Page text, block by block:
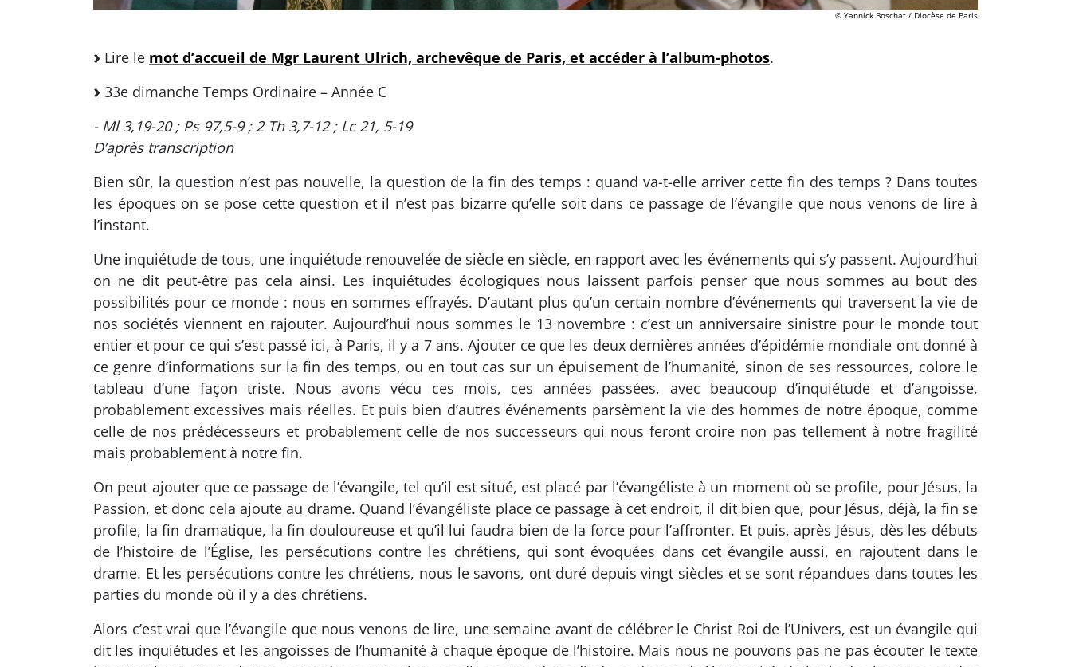
© Yannick Boschat / Diocèse de Paris
Lire le mot d’accueil de Mgr Laurent Ulrich, archevêque de Paris, et accéder à l’album-photos.
33e dimanche Temps Ordinaire – Année C
- Ml 3,19-20 ; Ps 97,5-9 ; 2 Th 3,7-12 ; Lc 21, 5-19
D’après transcription
Bien sûr, la question n’est pas nouvelle, la question de la fin des temps : quand va-t-elle arriver cette fin des temps ? Dans toutes
les époques on se pose cette question et il n’est pas bizarre qu’elle soit dans ce passage de l’évangile que nous venons de lire à
l’instant.
Une inquiétude de tous, une inquiétude renouvelée de siècle en siècle, en rapport avec les événements qui s’y passent. Aujourd’hui
on ne dit peut-être pas cela ainsi. Les inquiétudes écologiques nous laissent parfois penser que nous sommes au bout des
possibilités pour ce monde : nous en sommes effrayés. D’autant plus qu’un certain nombre d’événements qui traversent la vie de
nos sociétés viennent en rajouter. Aujourd’hui nous sommes le 13 novembre : c’est un anniversaire sinistre pour le monde tout
entier et pour ce qui s’est passé ici, à Paris, il y a 7 ans. Ajouter ce que les deux dernières années d’épidémie mondiale ont donné à
ce genre d’informations sur la fin des temps, ou en tout cas sur un épuisement de l’humanité, sinon de ses ressources, colore le
tableau d’une façon triste. Nous avons vécu ces mois, ces années passées, avec beaucoup d’inquiétude et d’angoisse,
probablement excessives mais réelles. Et puis bien d’autres événements parsèment la vie des hommes de notre époque, comme
celle de nos prédécesseurs et probablement celle de nos successeurs qui nous feront croire non pas tellement à notre fragilité
mais probablement à notre fin.
On peut ajouter que ce passage de l’évangile, tel qu’il est situé, est placé par l’évangéliste à un moment où se profile, pour Jésus, la
Passion, et donc cela ajoute au drame. Quand l’évangéliste place ce passage à cet endroit, il dit bien que, pour Jésus, déjà, la fin se
profile, la fin dramatique, la fin douloureuse et qu’il lui faudra bien de la force pour l’affronter. Et puis, après Jésus, dès les débuts
de l’histoire de l’Église, les persécutions contre les chrétiens, qui sont évoquées dans cet évangile aussi, en rajoutent dans le
drame. Et les persécutions contre les chrétiens, nous le savons, ont duré depuis vingt siècles et se sont répandues dans toutes les
parties du monde où il y a des chrétiens.
Alors c’est vrai que l’évangile que nous venons de lire, une semaine avant de célébrer le Christ Roi de l’Univers, est un évangile qui
dit les inquiétudes et les angoisses de l’humanité à chaque époque de l’histoire. Mais nous ne pouvons pas ne pas écouter le texte